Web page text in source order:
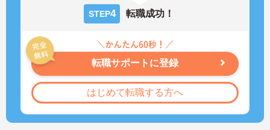
STEP4 転職成功！
転職サポートに登録
はじめて転職する方へ